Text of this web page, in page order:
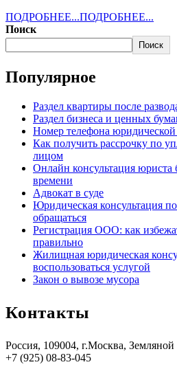
ПОДРОБНЕЕ...ПОДРОБНЕЕ...
Поиск
Поиск
Популярное
Раздел квартиры после
Раздел бизнеса и ценных
Номер телефона юридической
Как получить рассрочку по
лицом
Онлайн консультация юриста
времени
Адвокат в суде
Юридическая консультация
обращаться
Регистрация ООО: как
правильно
Жилищная юридическая
воспользоваться услугой
Закон о вывозе мусора
Контакты
Россия, 109004, г.Москва,
+7 (925) 08-83-045